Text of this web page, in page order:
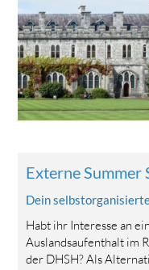
Externe Summer
Dein
Habt ihr Interesse an
Auslandsaufenthalt im
der DHSH? Als